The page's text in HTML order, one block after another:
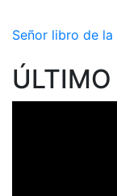
Señor libro de la